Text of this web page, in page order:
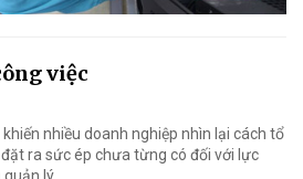
việc
nhiều doanh nghiệp nhìn lại cách tổ
ra sức ép chưa từng có đối với lực